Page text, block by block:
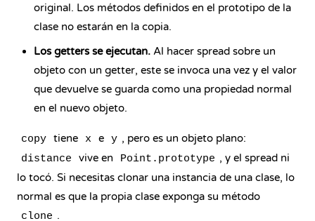
original. Los métodos definidos en el prototipo de la
clase no estarán en la copia.
Los getters se ejecutan. Al hacer spread sobre un
objeto con un getter, este se invoca una vez y el valor
que devuelve se guarda como una propiedad normal
en el nuevo objeto.
copy tiene x e y , pero es un objeto plano:
distance vive en Point.prototype , y el spread ni
lo tocó. Si necesitas clonar una instancia de una clase, lo
normal es que la propia clase exponga su método
clone .